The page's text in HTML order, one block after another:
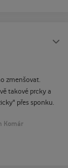
zmenšovat.
takové prcky a
přes sponku.
Komár